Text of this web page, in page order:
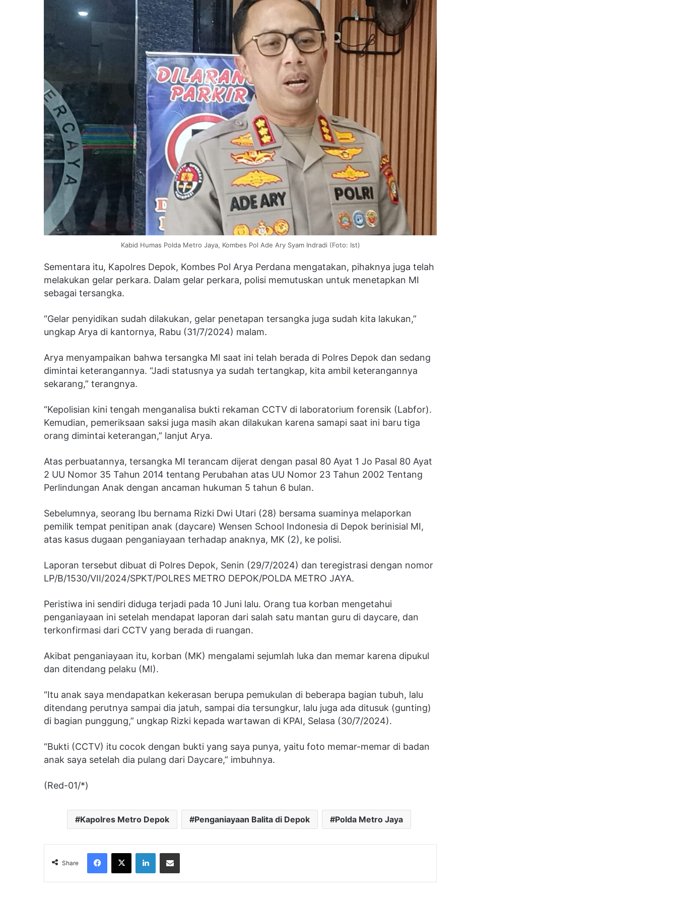
Kabid Humas Polda Metro Jaya, Kombes Pol Ade Ary Syam Indradi (Foto: Ist)
Sementara itu, Kapolres Depok, Kombes Pol Arya Perdana mengatakan, pihaknya juga telah
melakukan gelar perkara. Dalam gelar perkara, polisi memutuskan untuk menetapkan MI
sebagai tersangka.
“Gelar penyidikan sudah dilakukan, gelar penetapan tersangka juga sudah kita lakukan,”
ungkap Arya di kantornya, Rabu (31/7/2024) malam.
Arya menyampaikan bahwa tersangka MI saat ini telah berada di Polres Depok dan sedang
dimintai keterangannya. “Jadi statusnya ya sudah tertangkap, kita ambil keterangannya
sekarang,” terangnya.
“Kepolisian kini tengah menganalisa bukti rekaman CCTV di laboratorium forensik (Labfor).
Kemudian, pemeriksaan saksi juga masih akan dilakukan karena samapi saat ini baru tiga
orang dimintai keterangan,” lanjut Arya.
Atas perbuatannya, tersangka MI terancam dijerat dengan pasal 80 Ayat 1 Jo Pasal 80 Ayat
2 UU Nomor 35 Tahun 2014 tentang Perubahan atas UU Nomor 23 Tahun 2002 Tentang
Perlindungan Anak dengan ancaman hukuman 5 tahun 6 bulan.
Sebelumnya, seorang Ibu bernama Rizki Dwi Utari (28) bersama suaminya melaporkan
pemilik tempat penitipan anak (daycare) Wensen School Indonesia di Depok berinisial MI,
atas kasus dugaan penganiayaan terhadap anaknya, MK (2), ke polisi.
Laporan tersebut dibuat di Polres Depok, Senin (29/7/2024) dan teregistrasi dengan nomor
LP/B/1530/VII/2024/SPKT/POLRES METRO DEPOK/POLDA METRO JAYA.
Peristiwa ini sendiri diduga terjadi pada 10 Juni lalu. Orang tua korban mengetahui
penganiayaan ini setelah mendapat laporan dari salah satu mantan guru di daycare, dan
terkonfirmasi dari CCTV yang berada di ruangan.
Akibat penganiayaan itu, korban (MK) mengalami sejumlah luka dan memar karena dipukul
dan ditendang pelaku (MI).
“Itu anak saya mendapatkan kekerasan berupa pemukulan di beberapa bagian tubuh, lalu
ditendang perutnya sampai dia jatuh, sampai dia tersungkur, lalu juga ada ditusuk (gunting)
di bagian punggung,” ungkap Rizki kepada wartawan di KPAI, Selasa (30/7/2024).
“Bukti (CCTV) itu cocok dengan bukti yang saya punya, yaitu foto memar-memar di badan
anak saya setelah dia pulang dari Daycare,” imbuhnya.
(Red-01/*)
Kapolres Metro Depok Penganiayaan Balita di Depok Polda Metro Jaya
Share
Facebook
X LinkedInShare via Email